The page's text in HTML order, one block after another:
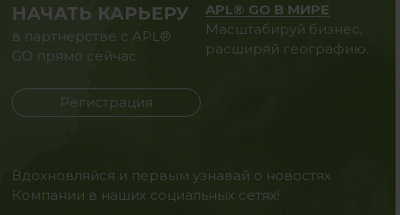
НАЧАТЬ КАРЬЕРУ
в партнерстве с APL®
GO прямо сейчас
Регистрация
APL® GO В МИРЕ
Масштабируй бизнес,
расширяй географию.
Вдохновляйся и первым узнавай о новостях
Компании в наших социальных сетях!